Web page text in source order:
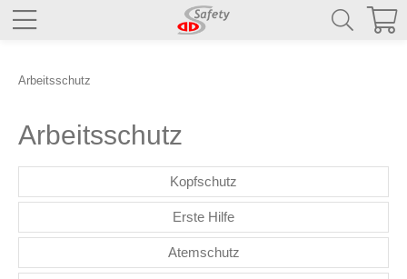
Arbeitsschutz
Arbeitsschutz
Kopfschutz
Erste Hilfe
Atemschutz